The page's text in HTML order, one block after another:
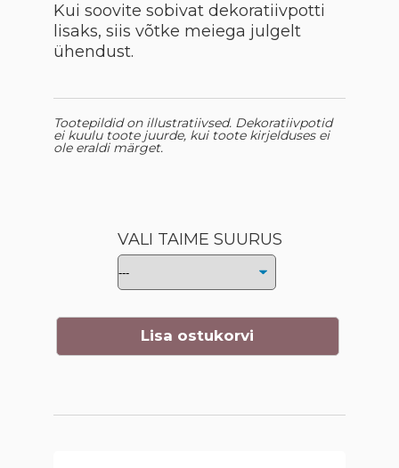
Kui soovite sobivat dekoratiivpotti
lisaks, siis võtke meiega julgelt
ühendust.
Tootepildid on illustratiivsed. Dekoratiivpotid
ei kuulu toote juurde, kui toote kirjelduses ei
ole eraldi märget.
VALI TAIME SUURUS
Lisa ostukorvi